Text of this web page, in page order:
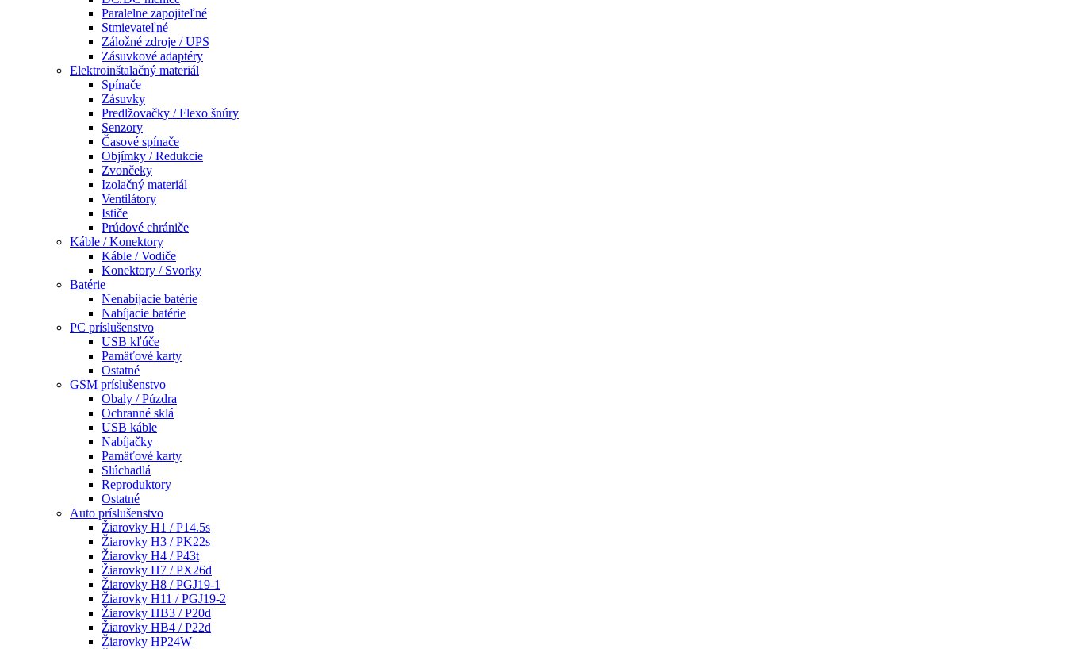
Paralelne zapojiteľné
Stmievateľné
Záložné zdroje / UPS
Zásuvkové adaptéry
Elektroinštalačný materiál
Spínače
Zásuvky
Predlžovačky / Flexo šnúry
Senzory
Časové spínače
Objímky / Redukcie
Zvončeky
Izolačný materiál
Ventilátory
Ističe
Prúdové chrániče
Káble / Konektory
Káble / Vodiče
Konektory / Svorky
Batérie
Nenabíjacie batérie
Nabíjacie batérie
PC príslušenstvo
USB kľúče
Pamäťové karty
Ostatné
GSM príslušenstvo
Obaly / Púzdra
Ochranné sklá
USB káble
Nabíjačky
Pamäťové karty
Slúchadlá
Reproduktory
Ostatné
Auto príslušenstvo
Žiarovky H1 / P14.5s
Žiarovky H3 / PK22s
Žiarovky H4 / P43t
Žiarovky H7 / PX26d
Žiarovky H8 / PGJ19-1
Žiarovky H11 / PGJ19-2
Žiarovky HB3 / P20d
Žiarovky HB4 / P22d
Žiarovky HP24W